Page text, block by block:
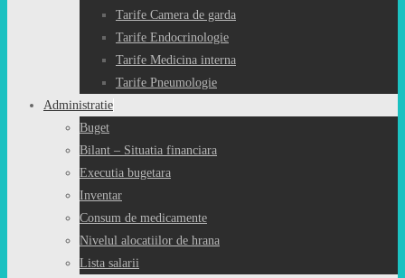
Tarife Camera de garda
Tarife Endocrinologie
Tarife Medicina interna
Tarife Pneumologie
Administratie
Buget
Bilant – Situatia financiara
Executia bugetara
Inventar
Consum de medicamente
Nivelul alocatiilor de hrana
Lista salarii